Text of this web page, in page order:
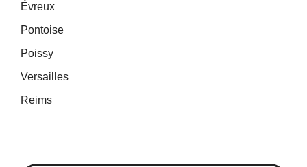
Évreux
Pontoise
Poissy
Versailles
Reims